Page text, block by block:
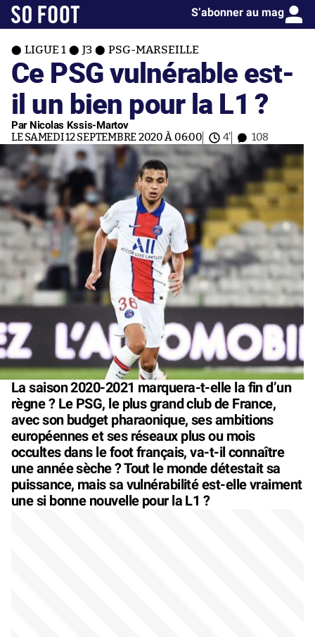
S’abonner au mag
LIGUE 1 J3 PSG-MARSEILLE
Ce PSG vulnérable est-
il un bien pour la L1 ?
Par Nicolas Kssis-Martov
LE SAMEDI 12 SEPTEMBRE 2020 À 06:00 4' 108
La saison 2020-2021 marquera-t-elle la fin d’un
règne ? Le PSG, le plus grand club de France,
avec son budget pharaonique, ses ambitions
européennes et ses réseaux plus ou mois
occultes dans le foot français, va-t-il connaître
une année sèche ? Tout le monde détestait sa
puissance, mais sa vulnérabilité est-elle vraiment
une si bonne nouvelle pour la L1 ?